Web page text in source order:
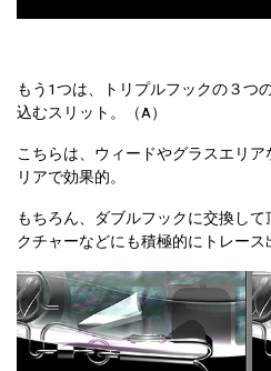
もう1つは、トリプルフックの３つ
込むスリット。（A）
こちらは、ウィードやグラスエリ
リアで効果的。
もちろん、ダブルフックに交換し
クチャーなどにも積極的にトレース